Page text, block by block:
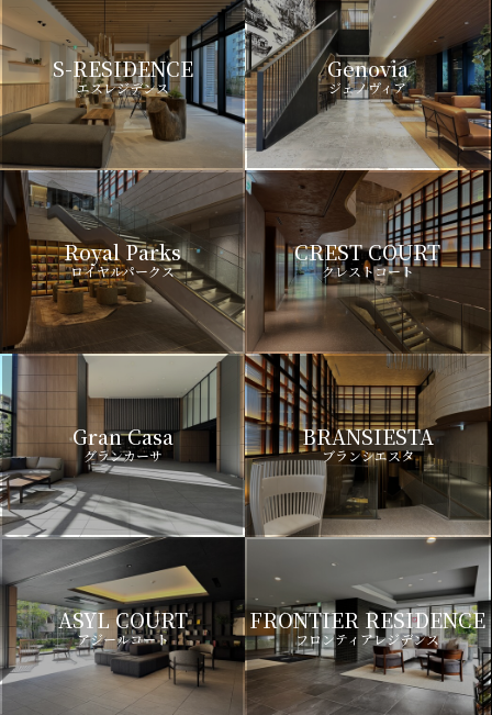
S-RESIDENCE
エスレジデンス
Genovia
ジェノヴィア
Royal Parks
ロイヤルパークス
CREST COURT
クレストコート
Gran Casa
グランカーサ
BRANSIESTA
ブランシエスタ
ASYL COURT
アジールコート
FRONTIER RESIDENCE
フロンティアレジデンス